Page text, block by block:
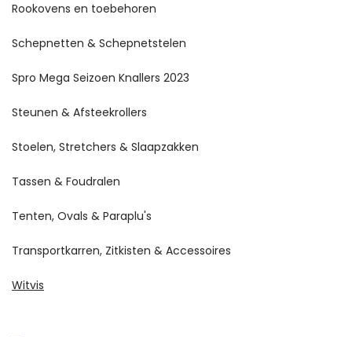
Rookovens en toebehoren
Schepnetten & Schepnetstelen
Spro Mega Seizoen Knallers 2023
Steunen & Afsteekrollers
Stoelen, Stretchers & Slaapzakken
Tassen & Foudralen
Tenten, Ovals & Paraplu's
Transportkarren, Zitkisten & Accessoires
Witvis